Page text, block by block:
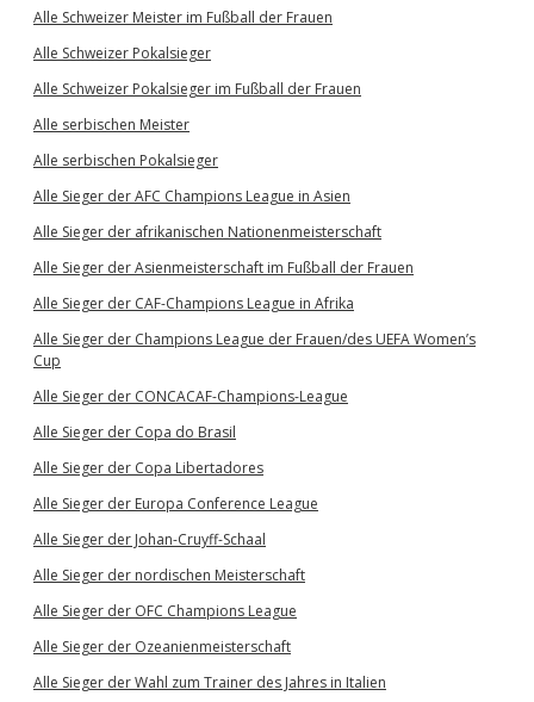
Alle Schweizer Meister im Fußball der Frauen
Alle Schweizer Pokalsieger
Alle Schweizer Pokalsieger im Fußball der Frauen
Alle serbischen Meister
Alle serbischen Pokalsieger
Alle Sieger der AFC Champions League in Asien
Alle Sieger der afrikanischen Nationenmeisterschaft
Alle Sieger der Asienmeisterschaft im Fußball der Frauen
Alle Sieger der CAF-Champions League in Afrika
Alle Sieger der Champions League der Frauen/des UEFA Women’s
Cup
Alle Sieger der CONCACAF-Champions-League
Alle Sieger der Copa do Brasil
Alle Sieger der Copa Libertadores
Alle Sieger der Europa Conference League
Alle Sieger der Johan-Cruyff-Schaal
Alle Sieger der nordischen Meisterschaft
Alle Sieger der OFC Champions League
Alle Sieger der Ozeanienmeisterschaft
Alle Sieger der Wahl zum Trainer des Jahres in Italien